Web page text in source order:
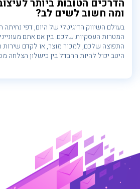
הדרכים הטובות ביותר
ומה חשוב לשים לב?
בעולם השיווק הדיגיטלי של היום, דפי
המטרות העסקיות שלכם. בין אם אתם
התפוצה שלכם, למכור מוצר, או לקדם
היטב יכול להיות ההבדל בין כישלון הצלחה